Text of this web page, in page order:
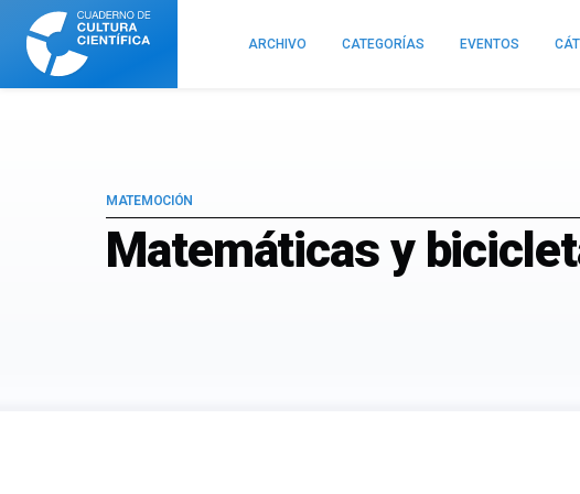
Cuaderno
Cultura
Científica
ARCHIVO CATEGORÍAS EVENTOS
Matemáticas y
MATEMOCIÓN